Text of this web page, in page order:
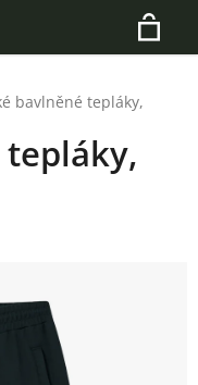
Hledat
bavlněné tepláky,
tepláky,